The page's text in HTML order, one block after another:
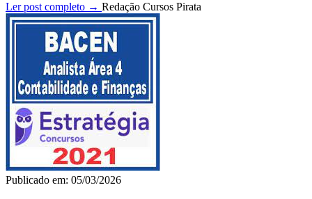
Ler post completo → Redação Cursos Pirata
Publicado em: 05/03/2026